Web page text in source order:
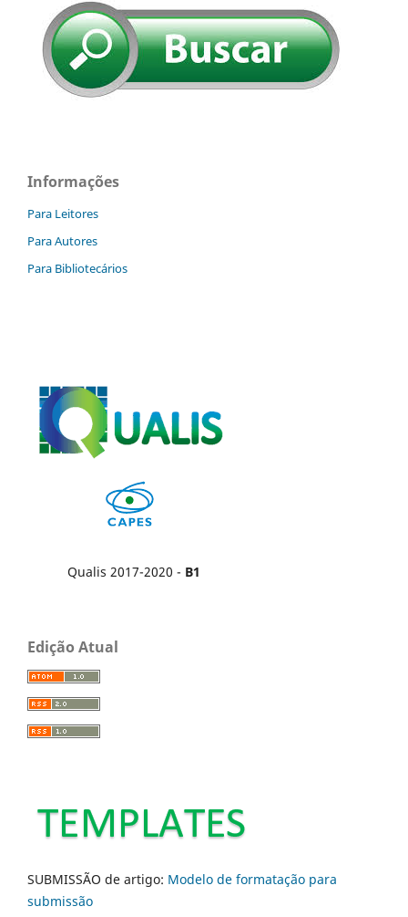
Informações
Para Leitores
Para Autores
Para Bibliotecários
Qualis 2017-2020 - B1
Edição Atual
SUBMISSÃO de artigo: Modelo de formatação para
submissão